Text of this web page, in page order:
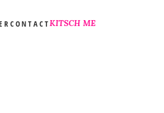
CONTACTKITSCH ME